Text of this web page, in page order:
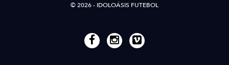
© 2026 - IDOLOÁSIS FUTEBOL